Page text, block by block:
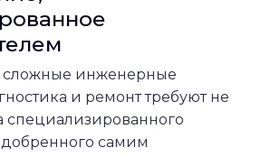
сложные инженерные
и ремонт требуют не
специализированного
самим